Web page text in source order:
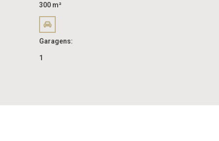
300 m²
Garagens:
1